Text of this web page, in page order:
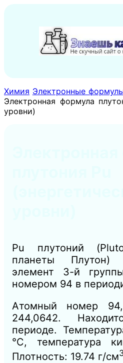
содержимому
Химия Электронные
Электронная формула
уровни)
Pu плутоний
планеты
элемент 3-й
номером 94 в
Атомный номер
244,0642.
периоде.
°C, температура
Плотность: 19.74 г/см